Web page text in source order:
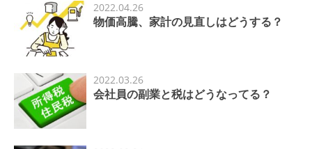
2022.04.26
物価高騰、家計の見直しはどうする？
2022.03.26
会社員の副業と税はどうなってる？